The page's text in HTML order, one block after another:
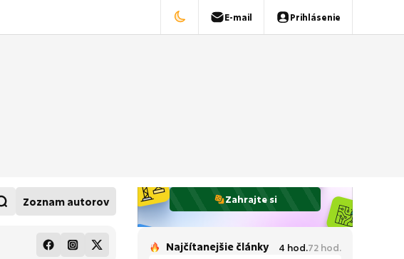
E-mail Prihlásenie
Zoznam autorov Zahrajte si
Najčítanejšie články 4 hod.72 hod.